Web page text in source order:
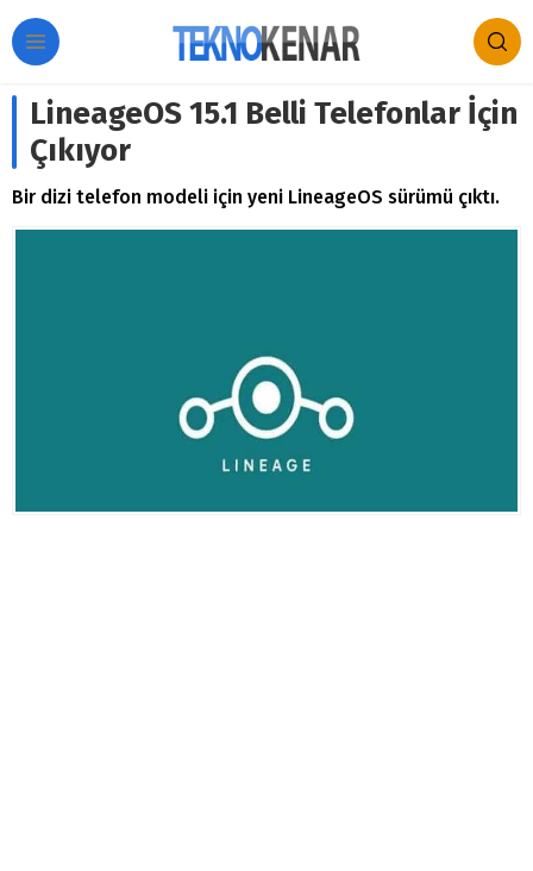
LineageOS 15.1 Belli Telefonlar İçin
Çıkıyor
Bir dizi telefon modeli için yeni LineageOS sürümü çıktı.